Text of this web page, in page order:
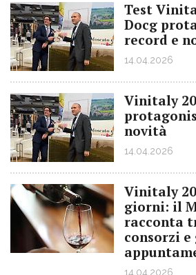
Test
Docg
record e
14.04.2026
Vinitaly
novità
14.04.2026
Vinitaly
giorni: il
racconta
consorzi
14.04.2026